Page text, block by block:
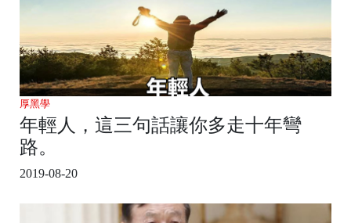
厚黑學
年輕人，這三句話讓你多走十年彎
路。
2019-08-20